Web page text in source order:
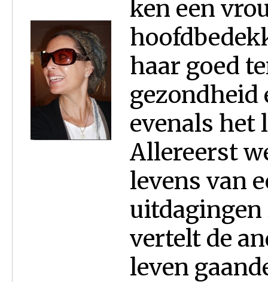
ken een
haar goed
gezondheid
evenals het
Allereerst
levens van
uitdagingen
vertelt de
leven